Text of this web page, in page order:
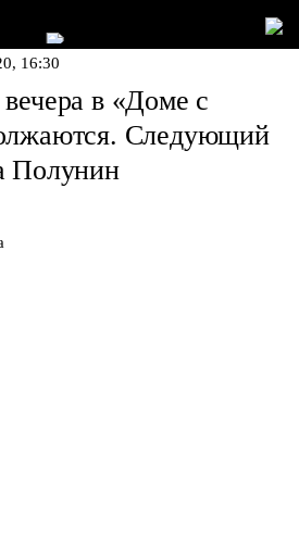
16:30
в «Доме с
Следующий
Полунин